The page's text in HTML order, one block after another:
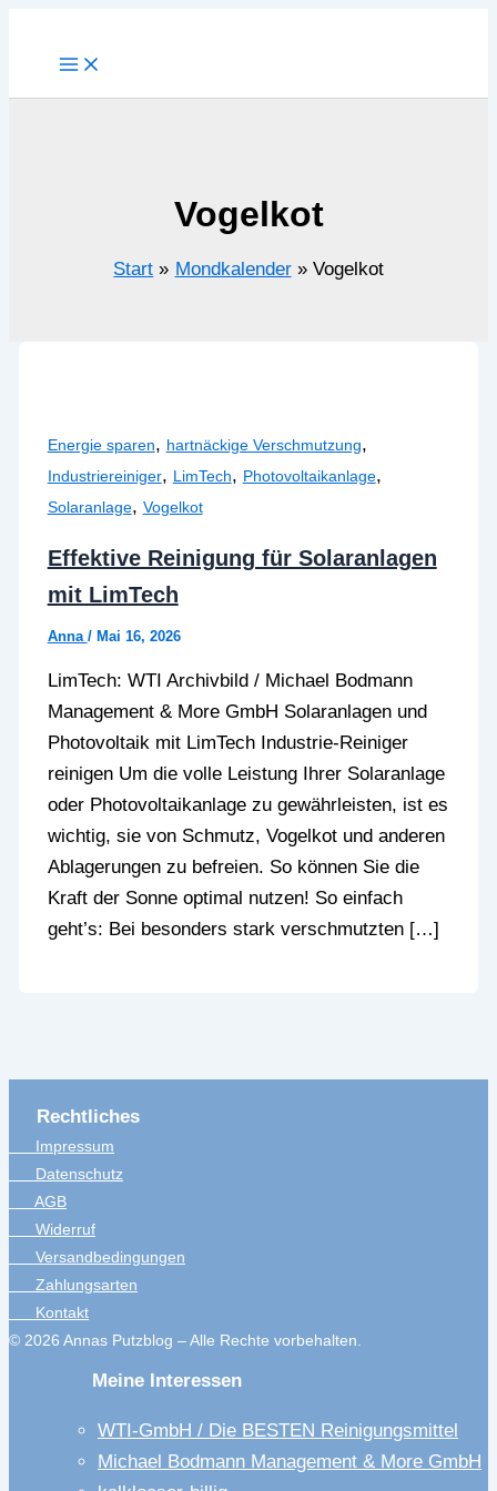
Vogelkot
Start Mondkalender Vogelkot
Energie sparen, hartnäckige Verschmutzung,
Industriereiniger, LimTech, Photovoltaikanlage,
Solaranlage, Vogelkot
Effektive Reinigung für Solaranlagen
mit LimTech
Anna / Mai 16, 2026
LimTech: WTI Archivbild / Michael Bodmann
Management & More GmbH Solaranlagen und
Photovoltaik mit LimTech Industrie-Reiniger
reinigen Um die volle Leistung Ihrer Solaranlage
oder Photovoltaikanlage zu gewährleisten, ist es
wichtig, sie von Schmutz, Vogelkot und anderen
Ablagerungen zu befreien. So können Sie die
Kraft der Sonne optimal nutzen! So einfach
geht’s: Bei besonders stark verschmutzten […]
Rechtliches
Impressum
Datenschutz
AGB
Widerruf
Versandbedingungen
Zahlungsarten
Kontakt
© 2026 Annas Putzblog – Alle Rechte vorbehalten.
Meine Interessen
WTI-GmbH / Die BESTEN Reinigungsmittel
Michael Bodmann Management & More GmbH